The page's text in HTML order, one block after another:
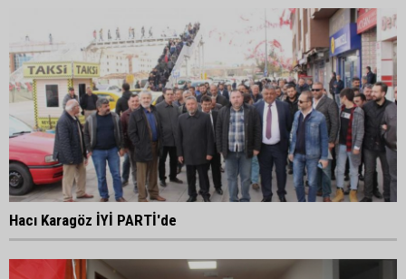
Hacı Karagöz İYİ PARTİ'de